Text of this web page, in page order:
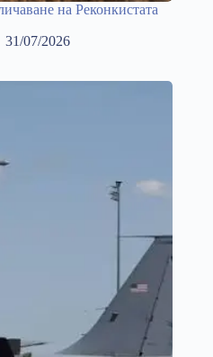
на Реконкистата
31/07/2026